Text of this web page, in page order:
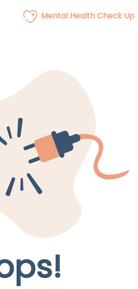
Mental Health Check Up